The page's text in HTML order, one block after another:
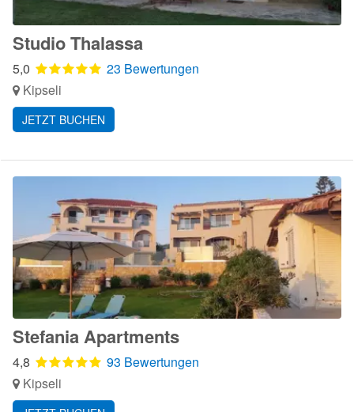
Studio Thalassa
5,0
23 Bewertungen
Kipseli
JETZT BUCHEN
Stefania Apartments
4,8
93 Bewertungen
Kipseli